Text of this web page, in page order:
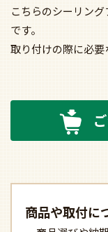
こちらのシーリン
です。
取り付けの際に必要
商品や取付に